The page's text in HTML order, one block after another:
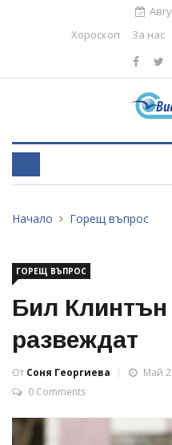
Хороскоп
За нас
Начало Горещ въпрос
ГОРЕЩ ВЪПРОС
Бил
развеждат
От Соня Георгиева
Май
0 Comments